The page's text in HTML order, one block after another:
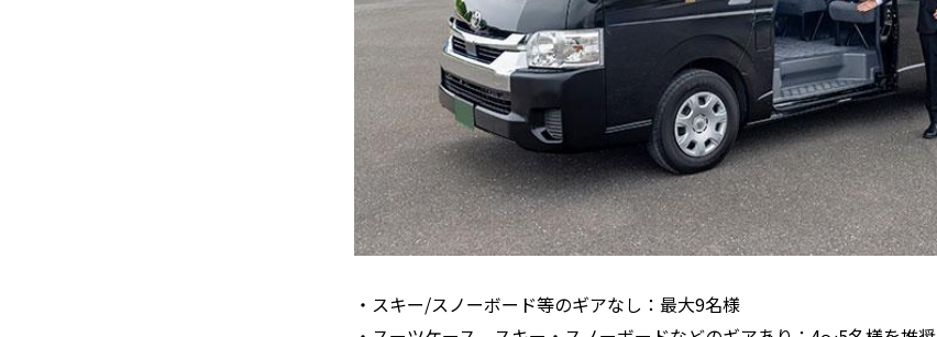
・スキー/スノーボード等のギアなし：最大9名様